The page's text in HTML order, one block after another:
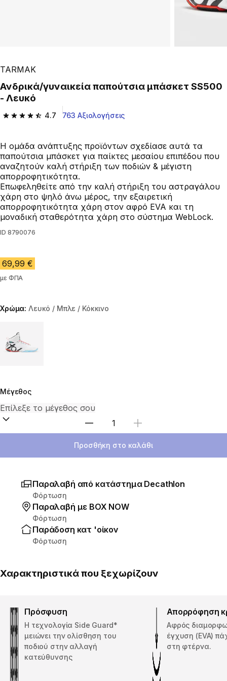
TARMAK
Ανδρικά/γυναικεία παπούτσια μπάσκετ SS500
- Λευκό
4.7
4.7 out of 5 stars from 763 reviews
763 Αξιολογήσεις
Η ομάδα ανάπτυξης προϊόντων σχεδίασε αυτά τα
παπούτσια μπάσκετ για παίκτες μεσαίου επιπέδου που
αναζητούν καλή στήριξη των ποδιών & μέγιστη
απορροφητικότητα.
Επωφεληθείτε από την καλή στήριξη του αστραγάλου
χάρη στο ψηλό άνω μέρος, την εξαιρετική
απορροφητικότητα χάρη στον αφρό EVA και τη
μοναδική σταθερότητα χάρη στο σύστημα WebLock.
ID 8790076
69,99 €
με ΦΠΑ
Χρώμα:Λευκό / Μπλε / Κόκκινο
Μέγεθος
Επιλέξτε ποσότητα
Προσθήκη στο καλάθι
Παραλαβή από κατάστημα Decathlon
Φόρτωση
Παραλαβή με ΒΟΧ ΝΟW
Φόρτωση
Παράδοση κατ 'οίκον
Φόρτωση
Χαρακτηριστικά που ξεχωρίζουν
Πρόσφυση
Η τεχνολογία Side Guard*
μειώνει την ολίσθηση του
ποδιού στην αλλαγή
κατεύθυνσης
Απορρόφηση
Αφρός
έγχυση (EVA)
στη φτέρνα.